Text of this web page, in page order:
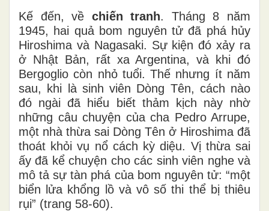
Kế đến, về chiến tranh. Tháng 8 năm
1945, hai quả bom nguyên tử đã phá hủy
Hiroshima và Nagasaki. Sự kiện đó xảy ra
ở Nhật Bản, rất xa Argentina, và khi đó
Bergoglio còn nhỏ tuổi. Thế nhưng ít năm
sau, khi là sinh viên Dòng Tên, cách nào
đó ngài đã hiểu biết thảm kịch này nhờ
những câu chuyện của cha Pedro Arrupe,
một nhà thừa sai Dòng Tên ở Hiroshima đã
thoát khỏi vụ nổ cách kỳ diệu. Vị thừa sai
ấy đã kể chuyện cho các sinh viên nghe và
mô tả sự tàn phá của bom nguyên tử: “một
biển lửa khổng lồ và vô số thi thể bị thiêu
rụi” (trang 58-60).